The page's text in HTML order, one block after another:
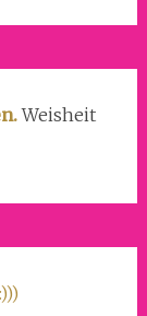
Weisheit